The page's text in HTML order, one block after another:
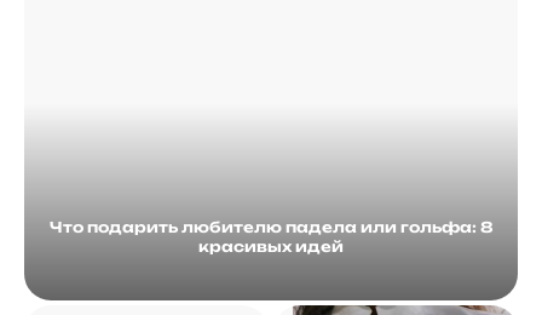
Что подарить любителю падела или гольфа: 8
красивых идей